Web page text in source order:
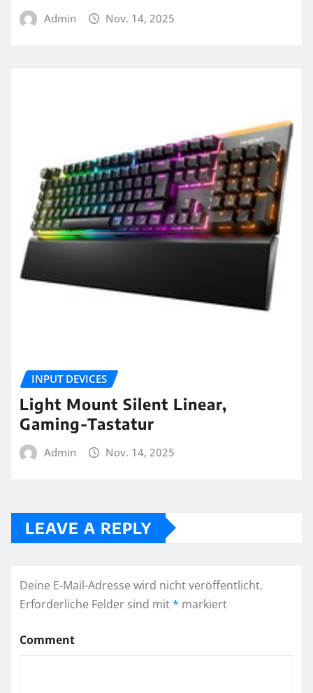
Admin Nov. 14, 2025
INPUT DEVICES
Light Mount Silent Linear,
Gaming-Tastatur
Admin Nov. 14, 2025
LEAVE A REPLY
Deine E-Mail-Adresse wird nicht veröffentlicht.
Erforderliche Felder sind mit* markiert
Comment